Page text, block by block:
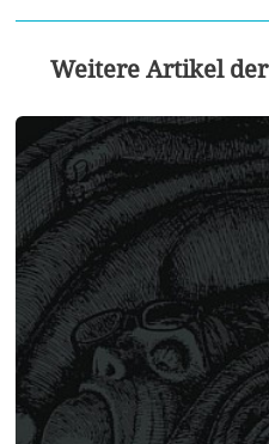
Weitere Artikel